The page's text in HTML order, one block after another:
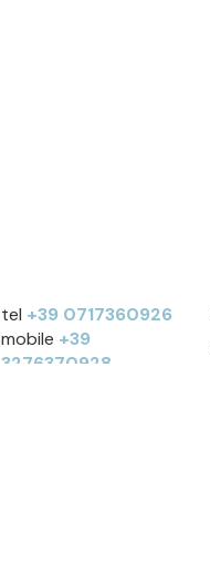
tel +39 0717360926
mobile +39
3276370928